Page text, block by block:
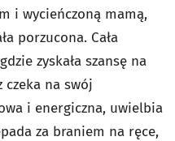
i wycieńczoną mamą,
porzucona. Cała
zyskała szansę na
czeka na swój
i energiczna, uwielbia
za braniem na ręce,